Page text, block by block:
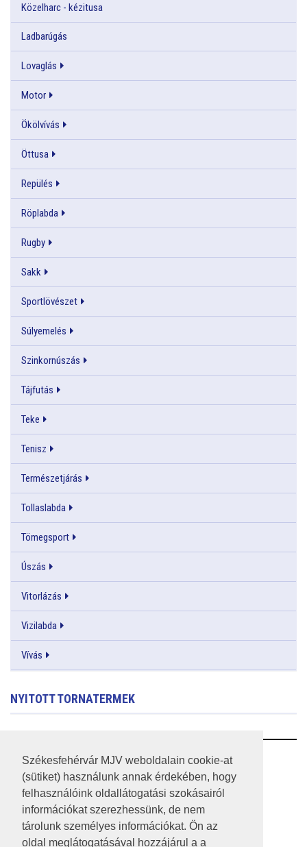
Székesfehérvár MJV weboldalain cookie-at
(sütiket) használunk annak érdekében, hogy
felhasználóink oldallátogatási szokásairól
információkat szerezhessünk, de nem
tárolunk személyes információkat. Ön az
oldal meglátogatásával hozzájárul a a
Közelharc - kézitusa
Ladbarúgás
Lovaglás
Motor
Ökölvívás
Öttusa
Repülés
Röplabda
Rugby
Sakk
Sportlövészet
Súlyemelés
Szinkornúszás
Tájfutás
Teke
Tenisz
Természetjárás
Tollaslabda
Tömegsport
Úszás
Vitorlázás
Vizilabda
Vívás
NYITOTT TORNATERMEK
RSS
A HONLAP 2017.03.31-I ÁLLAPOTA
JOGI NYILATKOZAT
IMPRESSZUM